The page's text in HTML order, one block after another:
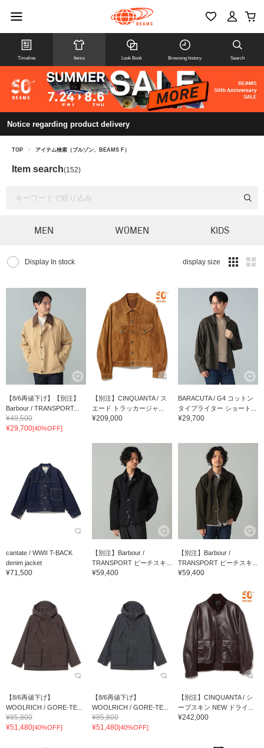
Timeline Items Look Book Browsing history Search
Notice regarding product delivery
TOP > アイテム検索（ブルゾン、BEAMS F）
Item search(152)
MEN WOMEN KIDS
Display In stock display size
【8/6再値下げ】【別注】
Barbour / TRANSPORT...
¥49,500
¥29,700[40%OFF]
【別注】CINQUANTA / ス
エード トラッカージャ...
¥209,000
BARACUTA / G4 コットン
タイプライター ショート...
¥29,700
cantate / WWII T-BACK
denim jacket
¥71,500
【別注】Barbour /
TRANSPORT ピーチスキ...
¥59,400
【別注】Barbour /
TRANSPORT ピーチスキ...
¥59,400
【8/6再値下げ】
WOOLRICH / GORE-TE...
¥85,800
¥51,480[40%OFF]
【8/6再値下げ】
WOOLRICH / GORE-TE...
¥85,800
¥51,480[40%OFF]
【別注】CINQUANTA / シ
ープスキン NEW ドライ...
¥242,000